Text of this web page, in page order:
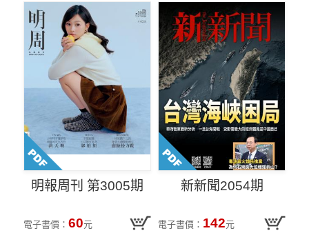
明報周刊 第3005期
電子書價： 60元
新新聞2054期
電子書價： 142元